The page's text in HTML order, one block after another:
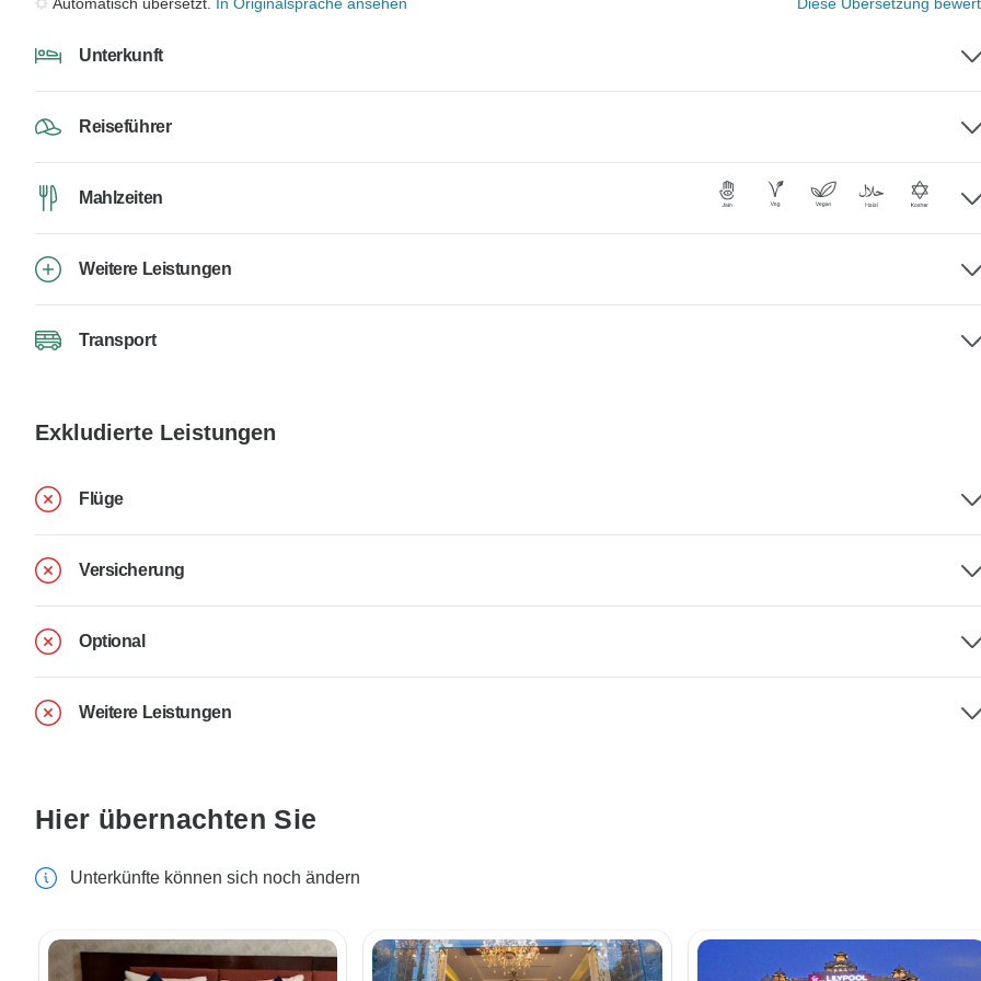
Unterkunft
Reiseführer
Mahlzeiten
Weitere Leistungen
Transport
Exkludierte Leistungen
Flüge
Versicherung
Optional
Weitere Leistungen
Hier übernachten Sie
Unterkünfte können sich noch ändern